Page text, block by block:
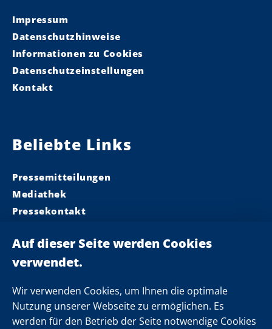
Wir verwenden Cookies, um Ihnen die optimale
Nutzung unserer Webseite zu ermöglichen. Es
werden für den Betrieb der Seite notwendige Cookies
Impressum
Datenschutzhinweise
Informationen zu Cookies
Datenschutzeinstellungen
Kontakt
Beliebte Links
Pressemitteilungen
Mediathek
Pressekontakt
Landeskabinett
Einsamkeit